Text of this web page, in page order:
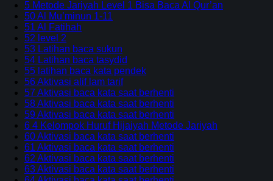
5 Metode Jariyah Level 1 Bisa Baca Al Qur’an
50 Al Mu’minun 1-11
51 Al Fatihah
52 level 2
53 Latihan baca sukun
54 Latihan baca tasydid
55 latihan baca kata pendek
56 Aktivasi alif lam tarif
57 Aktivasi baca kata saat berhenti
58 Aktivasi baca kata saat berhenti
59 Aktivasi baca kata saat berhenti
6 4 Kelompok Huruf Hijaiyah Metode Jariyah
60 Aktivasi baca kata saat berhenti
61 Aktivasi baca kata saat berhenti
62 Aktivasi baca kata saat berhenti
63 Aktivasi baca kata saat berhenti